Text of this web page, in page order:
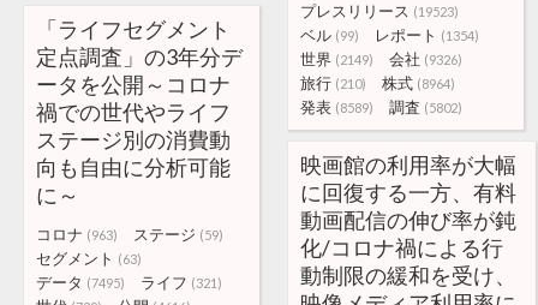
プレスリリース (19523)
ベル (99) レポート (1354)
世界 (2149) 会社 (9326)
旅行 (210) 株式 (8964)
発表 (8589) 調査 (5802)
「ライフセグメント
定点調査」の3年分デ
ータを公開～コロナ
禍での世代やライフ
ステージ別の消費動
向も自由に分析可能
に～
コロナ (963) ステージ (59)
セグメント (63)
データ (7495) ライフ (321)
映画館の利用率が大幅
に回復する一方、有料
動画配信の伸び率が鈍
化/コロナ禍による行
動制限の緩和を受け、